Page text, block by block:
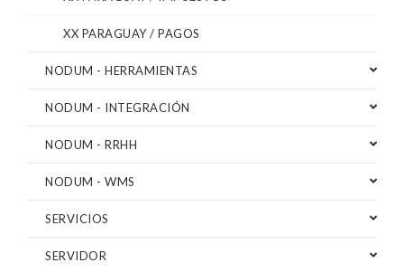
XX PARAGUAY / PAGOS
NODUM - HERRAMIENTAS
NODUM - INTEGRACIÓN
NODUM - RRHH
NODUM - WMS
SERVICIOS
SERVIDOR